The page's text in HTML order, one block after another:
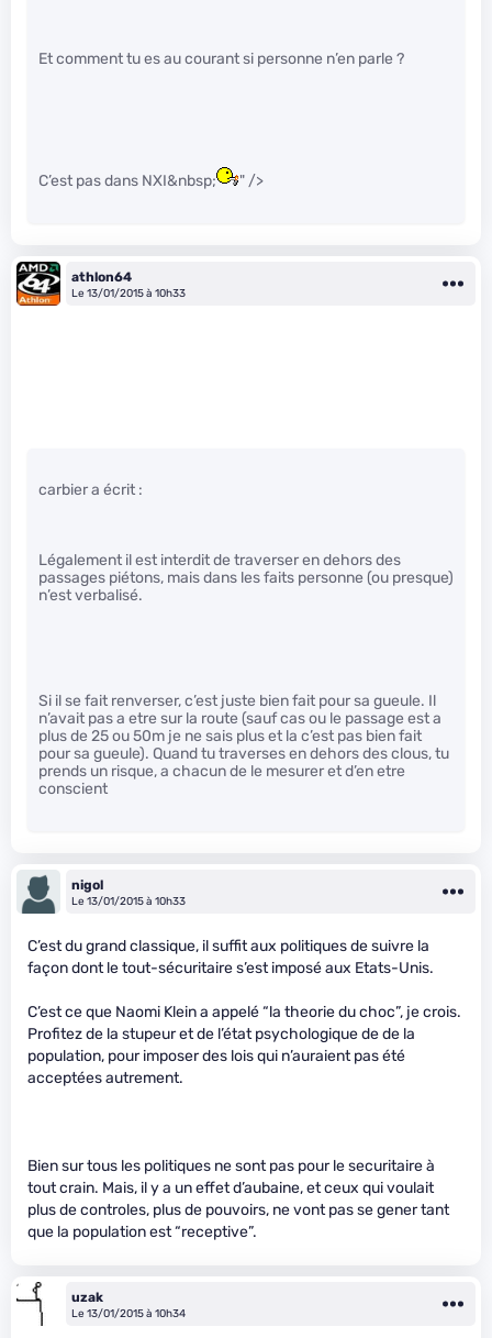
Et comment tu es au courant si personne n’en parle ?
C’est pas dans NXI&nbsp; " />
athlon64
Le 13/01/2015 à 10h33
carbier a écrit :
Légalement il est interdit de traverser en dehors des
passages piétons, mais dans les faits personne (ou presque)
n’est verbalisé.
Si il se fait renverser, c’est juste bien fait pour sa gueule. Il
n’avait pas a etre sur la route (sauf cas ou le passage est a
plus de 25 ou 50m je ne sais plus et la c’est pas bien fait
pour sa gueule). Quand tu traverses en dehors des clous, tu
prends un risque, a chacun de le mesurer et d’en etre
conscient
nigol
Le 13/01/2015 à 10h33
C’est du grand classique, il suffit aux politiques de suivre la
façon dont le tout-sécuritaire s’est imposé aux Etats-Unis.
C’est ce que Naomi Klein a appelé “la theorie du choc”, je crois.
Profitez de la stupeur et de l’état psychologique de de la
population, pour imposer des lois qui n’auraient pas été
acceptées autrement.
Bien sur tous les politiques ne sont pas pour le securitaire à
tout crain. Mais, il y a un effet d’aubaine, et ceux qui voulait
plus de controles, plus de pouvoirs, ne vont pas se gener tant
que la population est “receptive”.
uzak
Le 13/01/2015 à 10h34